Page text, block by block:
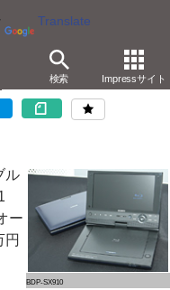
Translate
検索 Impressサイト
プレーヤー
万円
BDP-SX910
ル
ー
円